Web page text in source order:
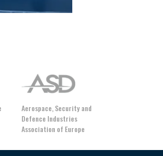
Aerospace, Security and
Defence Industries
Association of Europe
salons,